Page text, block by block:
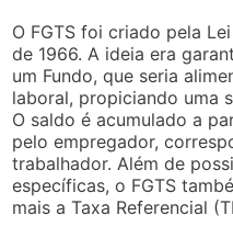
O FGTS foi criado pela
de 1966. A ideia era
um Fundo, que seria
laboral, propiciando uma
O saldo é acumulado a
pelo empregador,
trabalhador. Além de
específicas, o FGTS
mais a Taxa Referencial